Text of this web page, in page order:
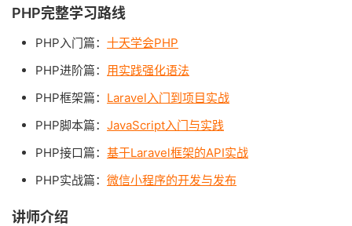
PHP完整学习路线
PHP入门篇： 十天学会PHP
PHP进阶篇： 用实践强化语法
PHP框架篇： Laravel入门到项目实战
PHP脚本篇： JavaScript入门与实践
PHP接口篇： 基于Laravel框架的API实战
PHP实战篇： 微信小程序的开发与发布
讲师介绍